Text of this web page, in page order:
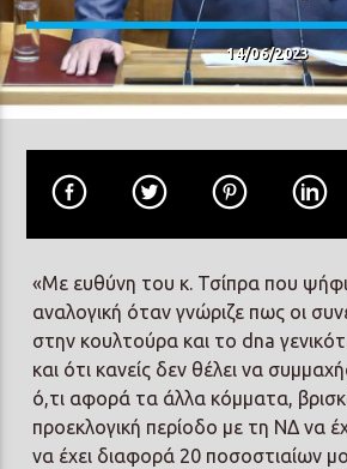
Current track
ΟΝΕΙΡΕΥΟΜΑΙ
AMOR)
ΣΑΛΙΝΑ ΓΑΒΑΛΑ
Prisma Radio 90,2
14/06/2023
«Με ευθύνη του κ. Τσίπρα που
αναλογική όταν γνώριζε πως οι
στην κουλτούρα και το dna
και ότι κανείς δεν θέλει να
ό,τι αφορά τα άλλα κόμματα,
προεκλογική περίοδο με τη ΝΔ να
να έχει διαφορά 20 ποσοστιαίων